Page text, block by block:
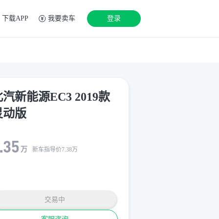
下载APP 我要卖车 登录
汽新能源EC3 2019款
动版
万 新车指导价7.38万
交易中